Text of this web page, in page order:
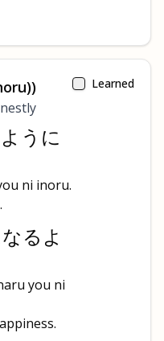
うに
ni inoru.
るよ
you ni
Learned